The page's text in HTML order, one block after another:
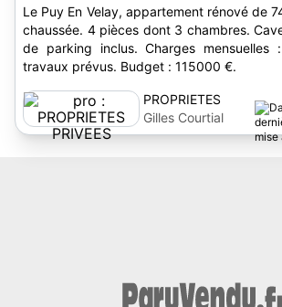
Le Puy En Velay, appartement rénové de
chaussée. 4 pièces dont 3 chambres.
de parking inclus. Charges
travaux prévus. Budget : 115000 €.
PROPRIETES
PRIVEES
Gilles Courtial